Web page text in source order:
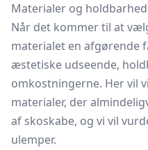
Materialer og holdbarhed
Når det kommer til at
materialet en afgørende
æstetiske udseende,
omkostningerne. Her vil
materialer, der
af skoskabe, og vi vil
ulemper.